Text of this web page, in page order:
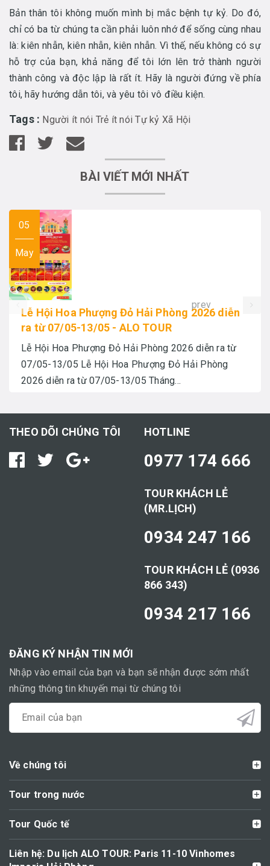
Bản thân tôi không muốn mình bị mắc bệnh tự kỷ. Do đó,
chỉ có ba từ chúng ta cần phải luôn nhớ để sống cùng nhau
là: kiên nhẫn, kiên nhẫn, kiên nhẫn. Vì thế, nếu không có sự
hỗ trợ của bạn, khả năng để tôi lớn lên trở thành người
thành công và độc lập là rất ít. Hãy là người đứng về phía
tôi, hãy hướng dẫn tôi, và yêu tôi vô điều kiện.
Tags : Người ít nói Trẻ ít nói Tự kỷ Xã Hội
BÀI VIẾT MỚI NHẤT
05
May
Lễ Hội Hoa Phượng Đỏ Hải Phòng 2026 diễn
ra từ 07/05-13/05 - ALO TOUR
Lễ Hội Hoa Phượng Đỏ Hải Phòng 2026 diễn ra từ
07/05-13/05 Lễ Hội Hoa Phượng Đỏ Hải Phòng
2026 diễn ra từ 07/05-13/05 Tháng...
prev
THEO DÕI CHÚNG TÔI HOTLINE
0977 174 666
TOUR KHÁCH LẺ
(MR.LỊCH)
0934 247 166
TOUR KHÁCH LẺ (0936
866 343)
0934 217 166
ĐĂNG KÝ NHẬN TIN MỚI
Nhập vào email của bạn và bạn sẽ nhận được sớm nhất
những thông tin khuyến mại từ chúng tôi
Về chúng tôi
Tour trong nước
Tour Quốc tế
Liên hệ: Du lịch ALO TOUR: Paris 11-10 Vinhomes